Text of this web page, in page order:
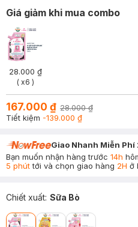
Giá giảm khi mua combo
28.000 ₫
( x6 )
167.000 ₫ 28.000 ₫
Tiết kiệm -139.000 ₫
Giao Nhanh Miễn Phí
Bạn muốn nhận hàng trước 14h
5 phúttới và chọn giao hàng 2H ở
Chiết xuất: Sữa Bò